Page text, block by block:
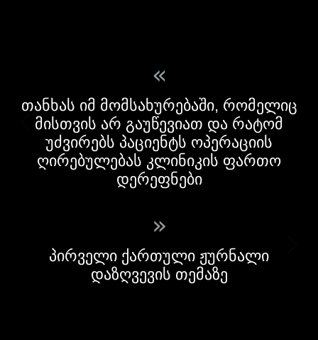
«
თანხას იმ მომსახურებაში, რომელიც
მისთვის არ გაუწევიათ და რატომ
უძვირებს პაციენტს ოპერაციის
ღირებულებას კლინიკის ფართო
დერეფნები
»
პირველი ქართული ჟურნალი
დაზღვევის თემაზე